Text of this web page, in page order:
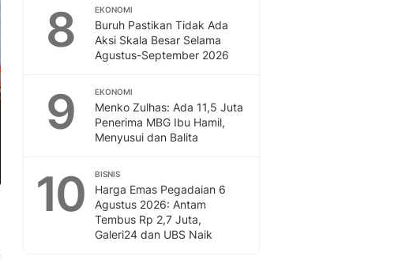
8 EKONOMI
Buruh Pastikan Tidak Ada
Aksi Skala Besar Selama
Agustus-September 2026
9 EKONOMI
Menko Zulhas: Ada 11,5 Juta
Penerima MBG Ibu Hamil,
Menyusui dan Balita
10 BISNIS
Harga Emas Pegadaian 6
Agustus 2026: Antam
Tembus Rp 2,7 Juta,
Galeri24 dan UBS Naik